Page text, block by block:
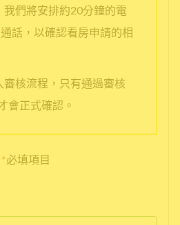
們將安排約20分鐘的電
話，以確認看房申請的相
核流程，只有通過審核
會正式確認。
*必填項目